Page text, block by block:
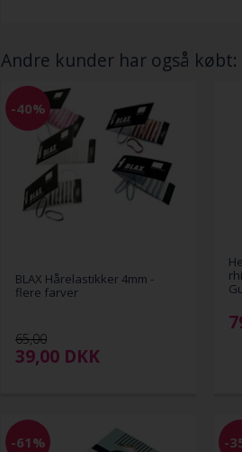
Andre kunder har også købt:
-40%
BLAX Hårelastikker 4mm -
flere farver
65,00
39,00 DKK
-61% -